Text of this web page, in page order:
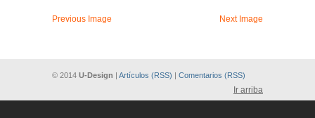
Previous Image Next Image
© 2014 U-Design | Artículos (RSS) | Comentarios (RSS)
Ir arriba